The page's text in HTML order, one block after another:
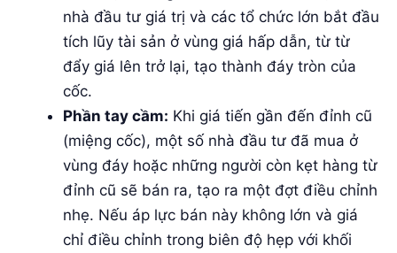
nhà đầu tư giá trị và các tổ chức lớn bắt đầu
tích lũy tài sản ở vùng giá hấp dẫn, từ từ
đẩy giá lên trở lại, tạo thành đáy tròn của
cốc.
Phần tay cầm: Khi giá tiến gần đến đỉnh cũ
(miệng cốc), một số nhà đầu tư đã mua ở
vùng đáy hoặc những người còn kẹt hàng từ
đỉnh cũ sẽ bán ra, tạo ra một đợt điều chỉnh
nhẹ. Nếu áp lực bán này không lớn và giá
chỉ điều chỉnh trong biên độ hẹp với khối